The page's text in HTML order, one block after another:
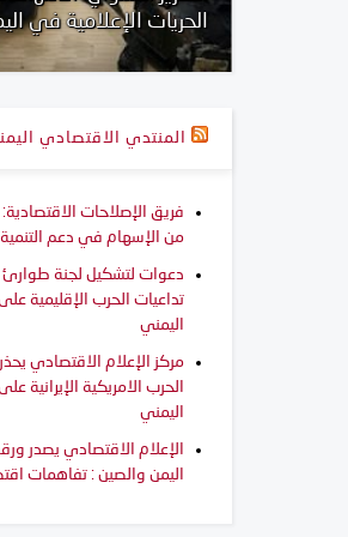
الحريات الإعلامية في اليمن 2025
المنتدي الاقتصادي
فريق الإصلاحات
من الإسهام في دعم التنمية
دعوات لتشكيل لجنة
تداعيات الحرب الإقليمية
اليمني
مركز الإعلام الاقتصادي
الحرب الامريكية الإيرانية
اليمني
الإعلام الاقتصادي يصدر
اليمن والصين : تفاهمات